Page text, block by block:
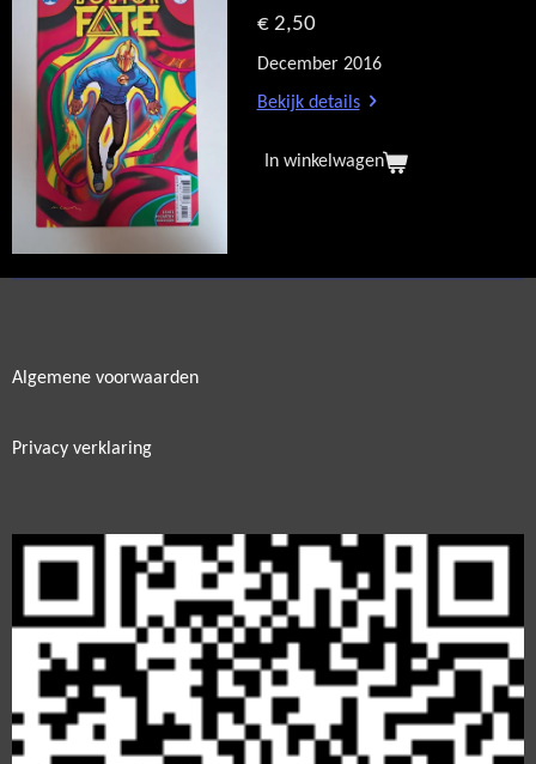
€ 2,50
December 2016
Bekijk details
In winkelwagen
Algemene voorwaarden
Privacy verklaring